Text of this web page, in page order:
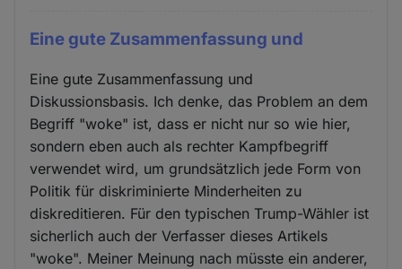
Eine gute Zusammenfassung und
Eine gute Zusammenfassung und
Diskussionsbasis. Ich denke, das Problem an dem
Begriff "woke" ist, dass er nicht nur so wie hier,
sondern eben auch als rechter Kampfbegriff
verwendet wird, um grundsätzlich jede Form von
Politik für diskriminierte Minderheiten zu
diskreditieren. Für den typischen Trump-Wähler ist
sicherlich auch der Verfasser dieses Artikels
"woke". Meiner Meinung nach müsste ein anderer,